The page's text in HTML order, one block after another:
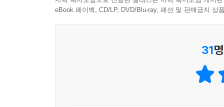
정신과전문의 문요한이 제안하는 지금 이 시대의
어떤 사람은 주말이면 자전거로 100킬로미터를
것에 초점을 두는 사람이라면 잘 이해되지 않을
eBook 페이백, CD/LP, DVD/Blu-ray, 패션 및 판매금지 상
31